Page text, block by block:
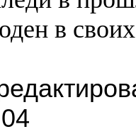
в